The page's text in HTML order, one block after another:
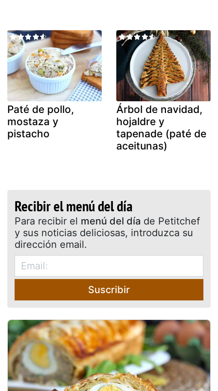
Paté de pollo,
mostaza y
pistacho
Árbol de navidad,
hojaldre y
tapenade (paté de
aceitunas)
Recibir el menú del día
Para recibir el menú del día de Petitchef
y sus noticias deliciosas, introduzca su
dirección email.
Suscribir